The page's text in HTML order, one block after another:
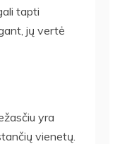
tapti
jų vertė
yra
vienetų.